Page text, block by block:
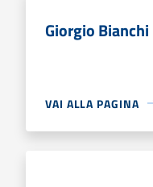
Giorgio Bianchi
VAI ALLA PAGINA